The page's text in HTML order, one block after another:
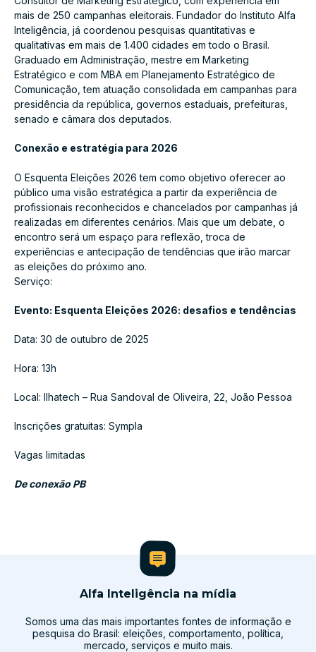
mais de 250 campanhas eleitorais. Fundador do Instituto Alfa
Inteligência, já coordenou pesquisas quantitativas e
qualitativas em mais de 1.400 cidades em todo o Brasil.
Graduado em Administração, mestre em Marketing
Estratégico e com MBA em Planejamento Estratégico de
Comunicação, tem atuação consolidada em campanhas para
presidência da república, governos estaduais, prefeituras,
senado e câmara dos deputados.
Conexão e estratégia para 2026
O Esquenta Eleições 2026 tem como objetivo oferecer ao
público uma visão estratégica a partir da experiência de
profissionais reconhecidos e chancelados por campanhas já
realizadas em diferentes cenários. Mais que um debate, o
encontro será um espaço para reflexão, troca de
experiências e antecipação de tendências que irão marcar
as eleições do próximo ano.
Serviço:
Evento: Esquenta Eleições 2026: desafios e tendências
Data: 30 de outubro de 2025
Hora: 13h
Local: Ilhatech – Rua Sandoval de Oliveira, 22, João Pessoa
Inscrições gratuitas: Sympla
Vagas limitadas
De conexão PB
Alfa Inteligência na mídia
Somos uma das mais importantes fontes de informação e
pesquisa do Brasil: eleições, comportamento, política,
mercado, serviços e muito mais.